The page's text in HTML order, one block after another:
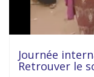
Journée
Retrouver le